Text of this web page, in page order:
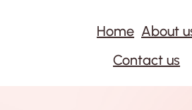
Home About
Contact us